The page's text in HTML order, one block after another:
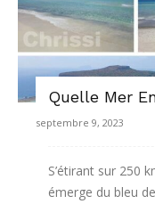
Quelle Mer
septembre 9, 2023
S’étirant sur 250
émerge du bleu